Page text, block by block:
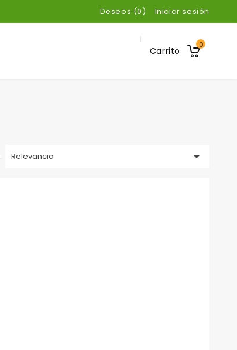
Iniciar sesión
Deseos (0)
Carrito
0
Relevancia 